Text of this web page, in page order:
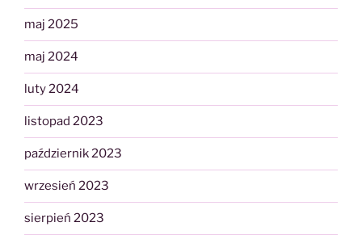
maj 2025
maj 2024
luty 2024
listopad 2023
październik 2023
wrzesień 2023
sierpień 2023